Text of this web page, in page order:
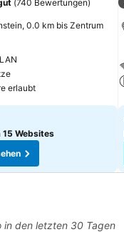
(740 Bewertungen)
0.0 km bis Zentrum
erlaubt
15 Websites
in den letzten 30 Tagen